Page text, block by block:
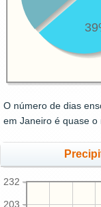
O número de dias
em Janeiro é quase o
203
232